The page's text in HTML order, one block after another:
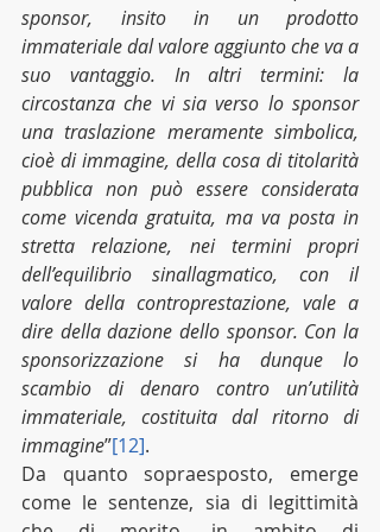
sponsor, insito in un prodotto
immateriale dal valore aggiunto che va a
suo vantaggio. In altri termini: la
circostanza che vi sia verso lo sponsor
una traslazione meramente simbolica,
cioè di immagine, della cosa di titolarità
pubblica non può essere considerata
come vicenda gratuita, ma va posta in
stretta relazione, nei termini propri
dell’equilibrio sinallagmatico, con il
valore della controprestazione, vale a
dire della dazione dello sponsor. Con la
sponsorizzazione si ha dunque lo
scambio di denaro contro un’utilità
immateriale, costituita dal ritorno di
immagine”[12].
Da quanto sopraesposto, emerge
come le sentenze, sia di legittimità